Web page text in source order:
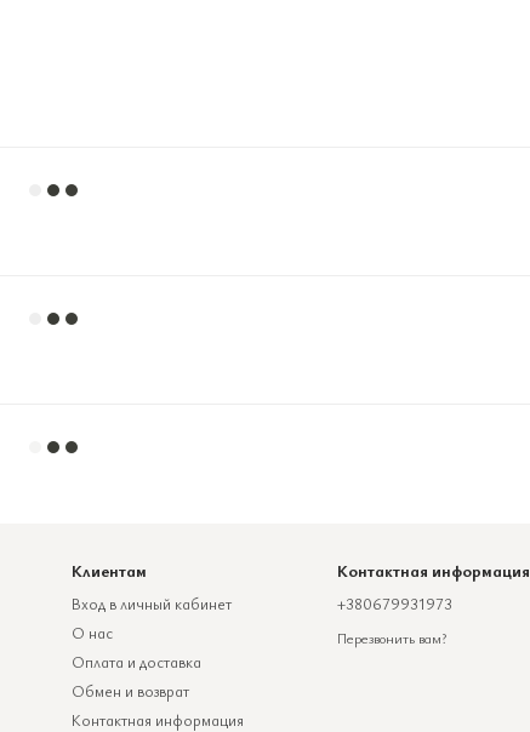
Клиентам
Вход в личный кабинет
О нас
Оплата и доставка
Обмен и возврат
Контактная информация
Контактная информация
+380679931973
Перезвонить вам?